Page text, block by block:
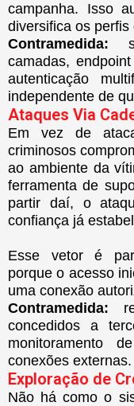
campanha. Isso
diversifica os perfis
Contramedida:
camadas,
autenticação
independente de
Ataques Via
Em vez de
criminosos
ao ambiente da
ferramenta de
partir daí, o
confiança já
Esse vetor é
porque o acesso
uma conexão
Contramedida:
concedidos a
monitoramento
conexões externas.
Exploração de
Não há como o